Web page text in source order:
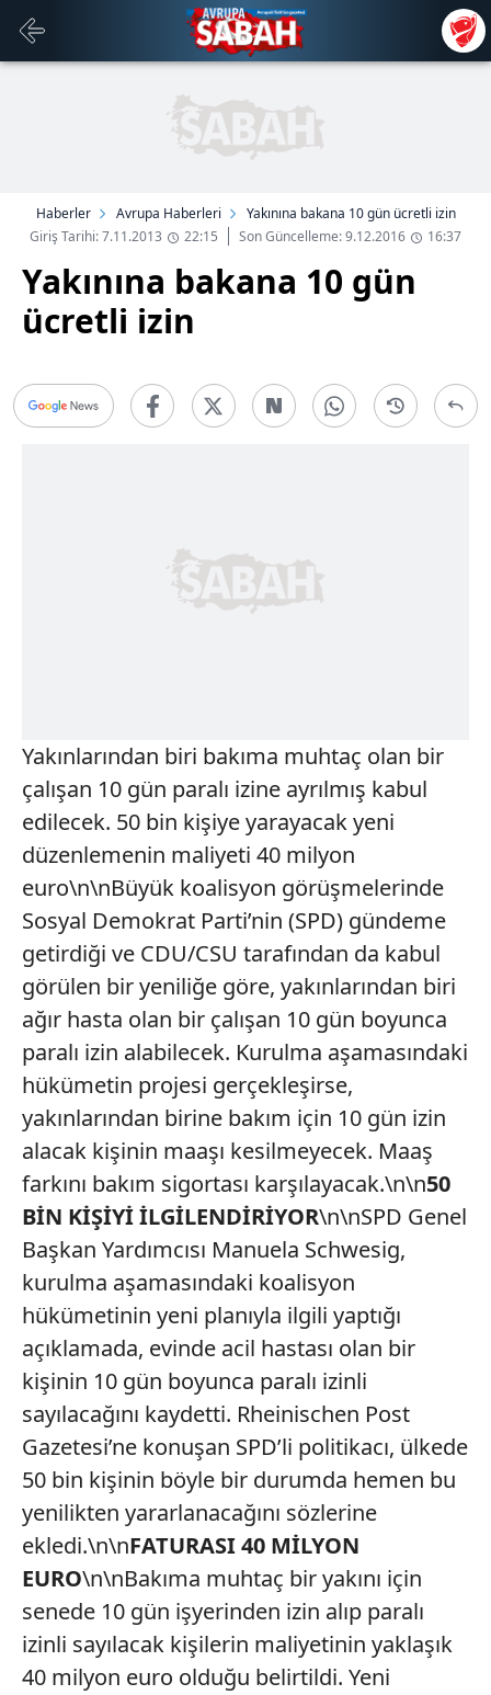
Haberler Avrupa Haberleri
Yakınına bakana 10 gün ücretli izin
Giriş Tarihi: 7.11.2013
22:15 Son Güncelleme: 9.12.2016 16:37
Yakınına bakana 10 gün
ücretli izin
Yakınlarından biri bakıma muhtaç olan bir
çalışan 10 gün paralı izine ayrılmış kabul
edilecek. 50 bin kişiye yarayacak yeni
düzenlemenin maliyeti 40 milyon
euro\n\nBüyük koalisyon görüşmelerinde
Sosyal Demokrat Parti’nin (SPD) gündeme
getirdiği ve CDU/CSU tarafından da kabul
görülen bir yeniliğe göre, yakınlarından biri
ağır hasta olan bir çalışan 10 gün boyunca
paralı izin alabilecek. Kurulma aşamasındaki
hükümetin projesi gerçekleşirse,
yakınlarından birine bakım için 10 gün izin
alacak kişinin maaşı kesilmeyecek. Maaş
farkını bakım sigortası karşılayacak.\n\n50
BİN KİŞİYİ İLGİLENDİRİYOR\n\nSPD Genel
Başkan Yardımcısı Manuela Schwesig,
kurulma aşamasındaki koalisyon
hükümetinin yeni planıyla ilgili yaptığı
açıklamada, evinde acil hastası olan bir
kişinin 10 gün boyunca paralı izinli
sayılacağını kaydetti. Rheinischen Post
Gazetesi’ne konuşan SPD’li politikacı, ülkede
50 bin kişinin böyle bir durumda hemen bu
yenilikten yararlanacağını sözlerine
ekledi.\n\nFATURASI 40 MİLYON
EURO\n\nBakıma muhtaç bir yakını için
senede 10 gün işyerinden izin alıp paralı
izinli sayılacak kişilerin maliyetinin yaklaşık
40 milyon euro olduğu belirtildi. Yeni